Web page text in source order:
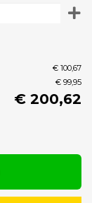
€ 100,67
€ 99,95
€ 200,62